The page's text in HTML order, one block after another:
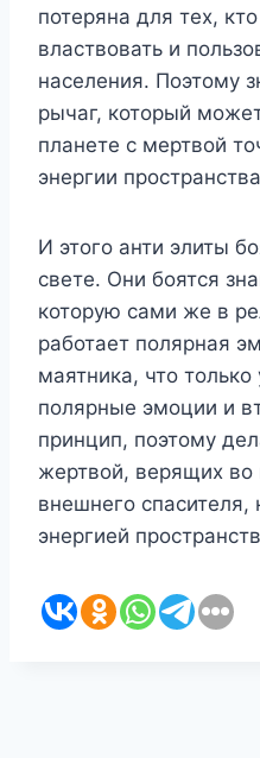
потеряна для тех,
властвовать и
населения. Поэтому
рычаг, который
планете с мертвой
энергии
И этого анти элиты
свете. Они боятся
которую сами же в
работает полярная
маятника, что
полярные эмоции и
принцип, поэтому
жертвой, верящих
внешнего спасителя,
энергией